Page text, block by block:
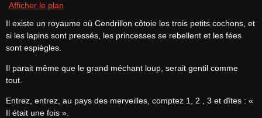
Afficher le plan
Il existe un royaume où Cendrillon côtoie les trois petits cochons, et
si les lapins sont pressés, les princesses se rebellent et les fées
sont espiègles.
Il parait même que le grand méchant loup, serait gentil comme
tout.
Entrez, entrez, au pays des merveilles, comptez 1, 2 , 3 et dîtes : «
Il était une fois ».